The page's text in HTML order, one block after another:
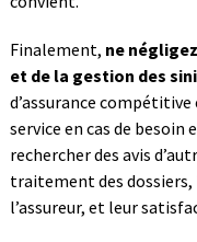
Finalement, ne
et de la gestion des
d’assurance
service en cas de
rechercher des avis
traitement des
l’assureur, et leur